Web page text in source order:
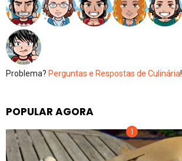
Problema? Perguntas e Respostas de Culinária!
POPULAR AGORA